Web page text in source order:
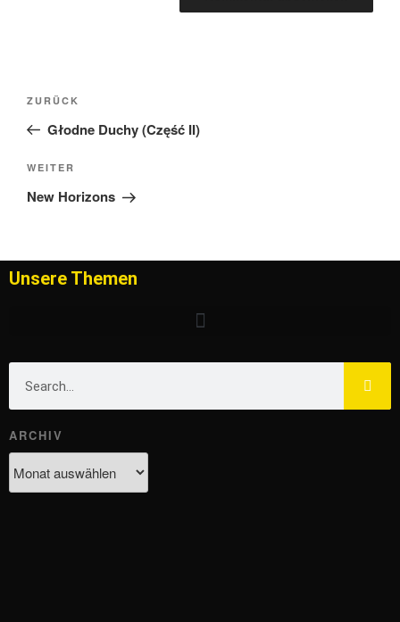
ZURÜCK
Głodne Duchy (Część II)
WEITER
New Horizons
Unsere Themen
ARCHIV